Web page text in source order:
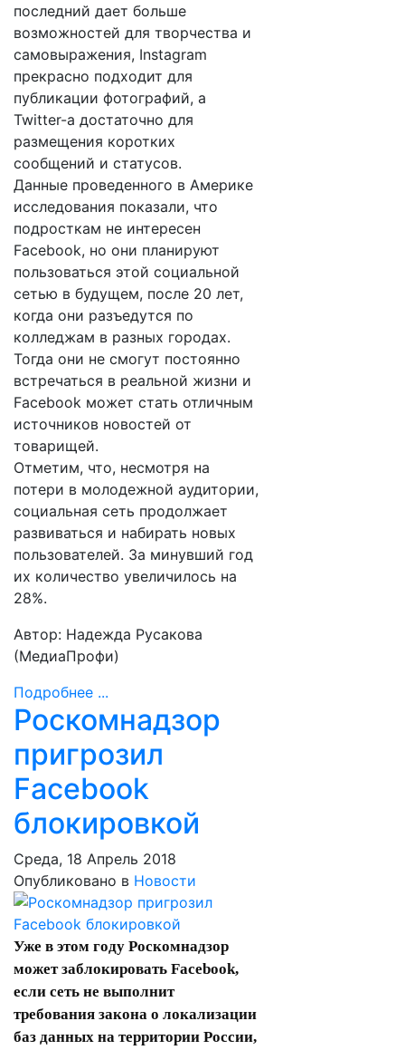
последний дает больше
возможностей для творчества и
самовыражения, Instagram
прекрасно подходит для
публикации фотографий, а
Twitter-а достаточно для
размещения коротких
сообщений и статусов.
Данные проведенного в Америке
исследования показали, что
подросткам не интересен
Facebоok, но они планируют
пользоваться этой социальной
сетью в будущем, после 20 лет,
когда они разъедутся по
колледжам в разных городах.
Тогда они не смогут постоянно
встречаться в реальной жизни и
Facebоok может стать отличным
источников новостей от
товарищей.
Отметим, что, несмотря на
потери в молодежной аудитории,
социальная сеть продолжает
развиваться и набирать новых
пользователей. За минувший год
их количество увеличилось на
28%.
Автор: Надежда Русакова
(МедиаПрофи)
Подробнее ...
Роскомнадзор
пригрозил
Facebook
блокировкой
Среда, 18 Апрель 2018
Опубликовано в Новости
Уже в этом году Роскомнадзор
может заблокировать Facebook,
если сеть не выполнит
требования закона о локализации
баз данных на территории России,